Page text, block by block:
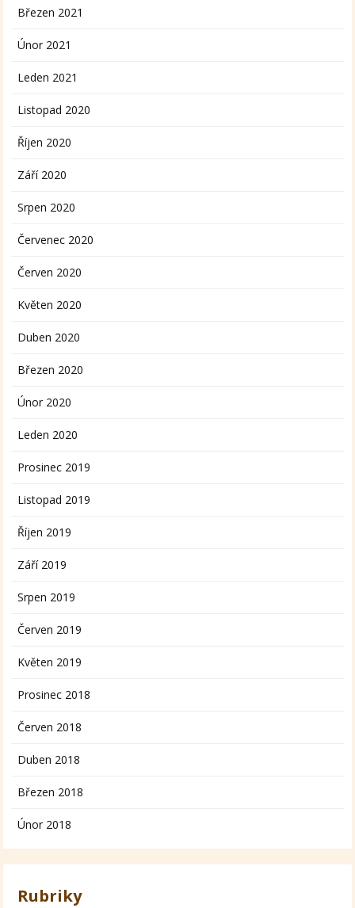
Březen 2021
Únor 2021
Leden 2021
Listopad 2020
Říjen 2020
Září 2020
Srpen 2020
Červenec 2020
Červen 2020
Květen 2020
Duben 2020
Březen 2020
Únor 2020
Leden 2020
Prosinec 2019
Listopad 2019
Říjen 2019
Září 2019
Srpen 2019
Červen 2019
Květen 2019
Prosinec 2018
Červen 2018
Duben 2018
Březen 2018
Únor 2018
Rubriky